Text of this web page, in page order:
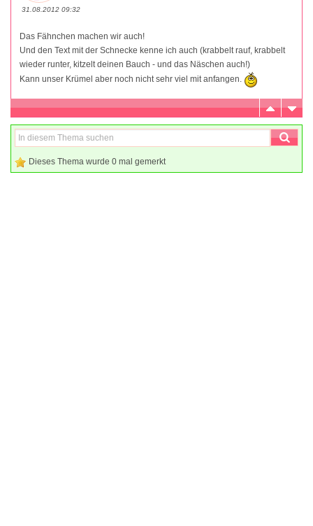
31.08.2012 09:32
Das Fähnchen machen wir auch!
Und den Text mit der Schnecke kenne ich auch (krabbelt rauf, krabbelt
wieder runter, kitzelt deinen Bauch - und das Näschen auch!)
Kann unser Krümel aber noch nicht sehr viel mit anfangen.
Dieses Thema wurde 0 mal gemerkt